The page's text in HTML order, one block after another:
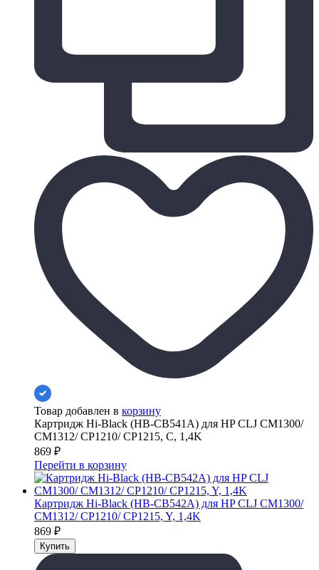
Товар добавлен в корзину
Картридж Hi-Black (HB-CB541A) для HP CLJ CM1300/
CM1312/ CP1210/ CP1215, C, 1,4K
869 ₽
Перейти в корзину
Картридж Hi-Black (HB-CB542A) для HP CLJ CM1300/
CM1312/ CP1210/ CP1215, Y, 1,4K
869 ₽